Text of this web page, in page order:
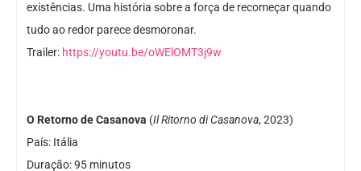
existências. Uma história sobre a força de recomeçar quando
tudo ao redor parece desmoronar.
Trailer: https://youtu.be/oWElOMT3j9w
O Retorno de Casanova (Il Ritorno di Casanova, 2023)
País: Itália
Duração: 95 minutos